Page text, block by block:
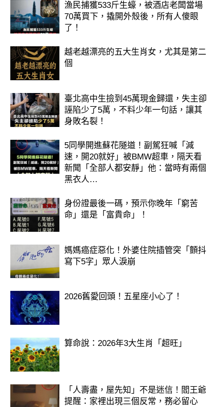
漁民捕獲533斤生蠔，被酒店老闆當場
70萬買下，撬開外殼後，所有人傻眼
了！
越老越漂亮的五大生肖女，尤其是第二
個
臺北高中生撿到45萬現金歸還，失主卻
誣陷少了5萬，不料少年一句話，讓其
身敗名裂！
5同學開進蘇花隧道！副駕狂喊「減
速，開20就好」被BMW超車，隔天看
新聞「全部人都安靜」他：當時有兩個
黑衣人…
身份證最後一碼，預示你晚年「窮苦
命」還是「富貴命」！
媽媽癌症惡化！外婆住院插管突「顫抖
寫下5字」眾人淚崩
2026舊愛回頭！五星座小心了！
算命說：2026年3大生肖「超旺」
「人壽盡，屋先知」不是迷信！閻王爺
提醒：家裡出現三個反常，務必留心